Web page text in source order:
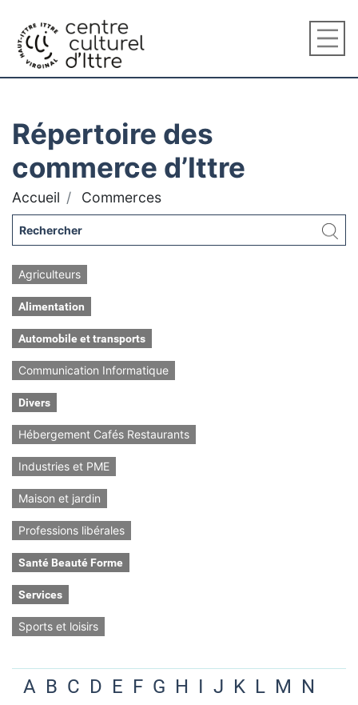
Répertoire des
commerce d’Ittre
Accueil Commerces
Agriculteurs
Alimentation
Automobile et transports
Communication Informatique
Divers
Hébergement Cafés Restaurants
Industries et PME
Maison et jardin
Professions libérales
Santé Beauté Forme
Services
Sports et loisirs
A B C D E F G H I J K L M N